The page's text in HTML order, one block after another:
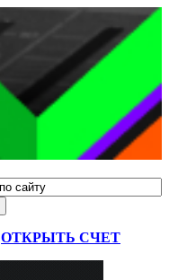
ОТКРЫТЬ СЧЕТ